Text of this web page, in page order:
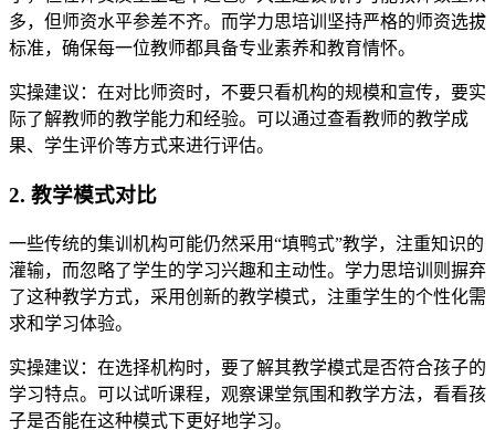
多，但师资水平参差不齐。而学力思培训坚持严格的师资选拔
标准，确保每一位教师都具备专业素养和教育情怀。
实操建议：在对比师资时，不要只看机构的规模和宣传，要实
际了解教师的教学能力和经验。可以通过查看教师的教学成
果、学生评价等方式来进行评估。
2. 教学模式对比
一些传统的集训机构可能仍然采用“填鸭式”教学，注重知识的
灌输，而忽略了学生的学习兴趣和主动性。学力思培训则摒弃
了这种教学方式，采用创新的教学模式，注重学生的个性化需
求和学习体验。
实操建议：在选择机构时，要了解其教学模式是否符合孩子的
学习特点。可以试听课程，观察课堂氛围和教学方法，看看孩
子是否能在这种模式下更好地学习。